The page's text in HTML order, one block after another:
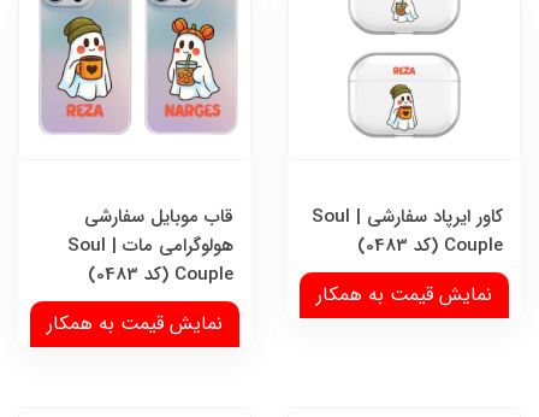
کاور ایرپاد سفارشی | Soul
Couple (کد 0483)
نمایش قیمت به همکار
قاب موبایل سفارشی
هولوگرامی مات | Soul
Couple (کد 0483)
نمایش قیمت به همکار